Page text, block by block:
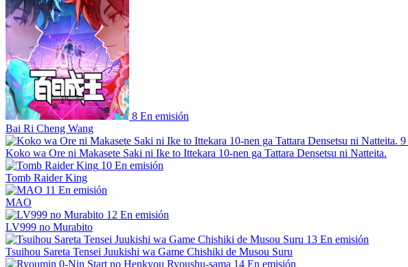
8 En emisión
Bai Ri Cheng Wang
9
Koko wa Ore ni Makasete Saki ni Ike to Ittekara 10-nen ga Tattara Densetsu ni Natteita.
10 En emisión
Tomb Raider King
11 En emisión
MAO
12 En emisión
LV999 no Murabito
13 En emisión
Tsuihou Sareta Tensei Juukishi wa Game Chishiki de Musou Suru
14 En emisión